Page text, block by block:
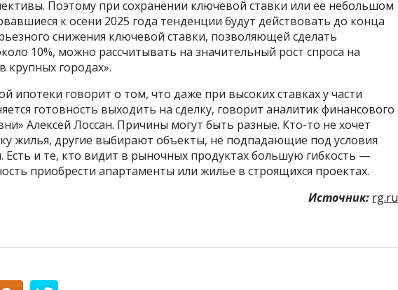
Поэтому при сохранении ключевой ставки или ее небольшом
к осени 2025 года тенденции будут действовать до конца
снижения ключевой ставки, позволяющей сделать
10%, можно рассчитывать на значительный рост спроса на
крупных городах».
ипотеки говорит о том, что даже при высоких ставках у части
готовность выходить на сделку, говорит аналитик финансового
Алексей Лоссан. Причины могут быть разные. Кто-то не хочет
жилья, другие выбирают объекты, не подпадающие под условия
Есть и те, кто видит в рыночных продуктах большую гибкость —
приобрести апартаменты или жилье в строящихся проектах.
Источник: rg.ru